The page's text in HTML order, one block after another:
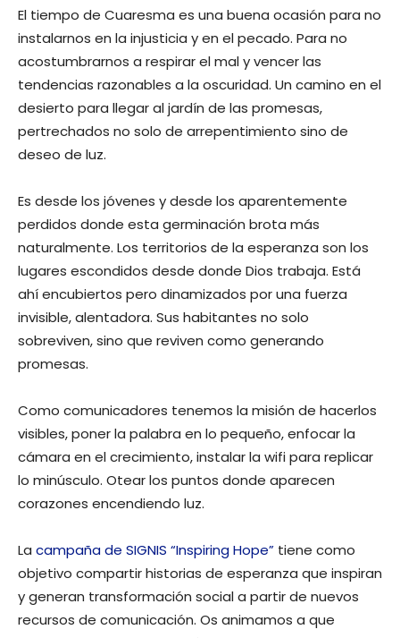
El tiempo de Cuaresma es una buena ocasión para no
instalarnos en la injusticia y en el pecado. Para no
acostumbrarnos a respirar el mal y vencer las
tendencias razonables a la oscuridad. Un camino en el
desierto para llegar al jardín de las promesas,
pertrechados no solo de arrepentimiento sino de
deseo de luz.
Es desde los jóvenes y desde los aparentemente
perdidos donde esta germinación brota más
naturalmente. Los territorios de la esperanza son los
lugares escondidos desde donde Dios trabaja. Está
ahí encubiertos pero dinamizados por una fuerza
invisible, alentadora. Sus habitantes no solo
sobreviven, sino que reviven como generando
promesas.
Como comunicadores tenemos la misión de hacerlos
visibles, poner la palabra en lo pequeño, enfocar la
cámara en el crecimiento, instalar la wifi para replicar
lo minúsculo. Otear los puntos donde aparecen
corazones encendiendo luz.
La campaña de SIGNIS “Inspiring Hope” tiene como
objetivo compartir historias de esperanza que inspiran
y generan transformación social a partir de nuevos
recursos de comunicación. Os animamos a que